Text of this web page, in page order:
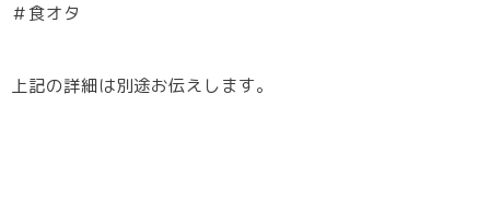
＃食オタ
上記の詳細は別途お伝えします。